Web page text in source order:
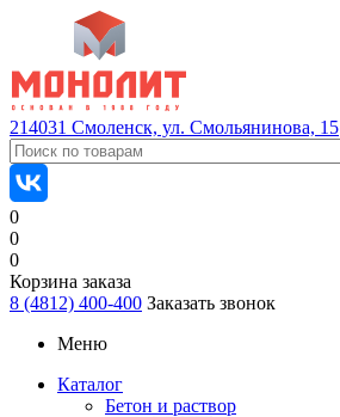
214031 Смоленск, ул. Смольянинова, 15
0
0
0
Корзина заказа
8 (4812) 400-400 Заказать звонок
Меню
Каталог
Бетон и раствор